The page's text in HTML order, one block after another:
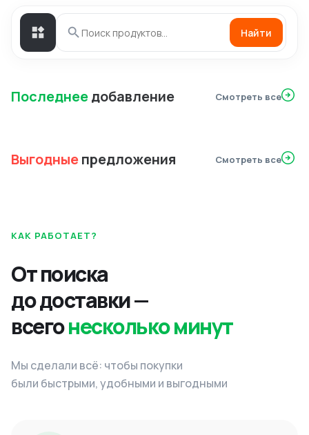
Найти
Последнеедобавление Смотреть все
Выгодныепредложения Смотреть все
КАК РАБОТАЕТ?
От поиска
до доставки —
всегонесколько минут
Мы сделали всё: чтобы покупки
были быстрыми, удобными и выгодными